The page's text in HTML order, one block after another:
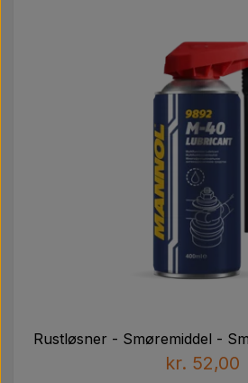
Rustløsner - Smøremiddel -
kr. 52,00